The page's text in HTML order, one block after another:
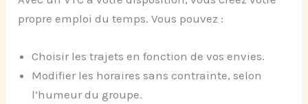
propre emploi du temps. Vous pouvez :
Choisir les trajets en fonction de vos envies.
Modifier les horaires sans contrainte, selon
l’humeur du groupe.